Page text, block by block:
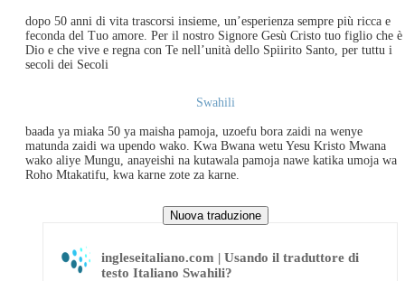
dopo 50 anni di vita trascorsi insieme, un’esperienza sempre più ricca e
feconda del Tuo amore. Per il nostro Signore Gesù Cristo tuo figlio che è
Dio e che vive e regna con Te nell’unità dello Spiirito Santo, per tuttu i
secoli dei Secoli
Swahili
baada ya miaka 50 ya maisha pamoja, uzoefu bora zaidi na wenye
matunda zaidi wa upendo wako. Kwa Bwana wetu Yesu Kristo Mwana
wako aliye Mungu, anayeishi na kutawala pamoja nawe katika umoja wa
Roho Mtakatifu, kwa karne zote za karne.
ingleseitaliano.com | Usando il traduttore di
testo Italiano Swahili?